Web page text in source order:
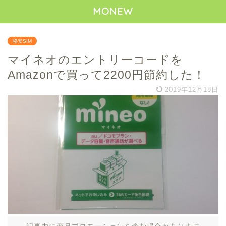
MONEW
格安SIM
マイネオのエントリーコードを
Amazonで買って2200円節約した！
2019年12月18日